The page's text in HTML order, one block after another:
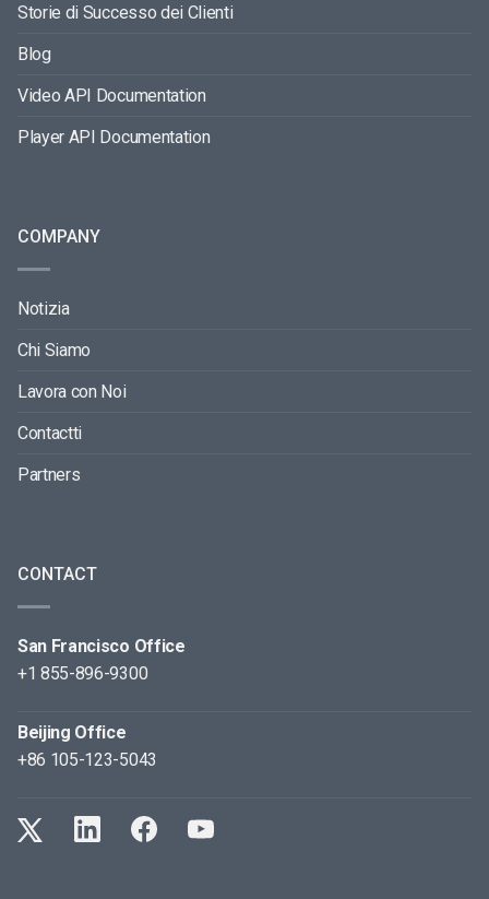
Storie di Successo dei Clienti
Blog
Video API Documentation
Player API Documentation
COMPANY
Notizia
Chi Siamo
Lavora con Noi
Contactti
Partners
CONTACT
San Francisco Office
+1 855-896-9300
Beijing Office
+86 105-123-5043